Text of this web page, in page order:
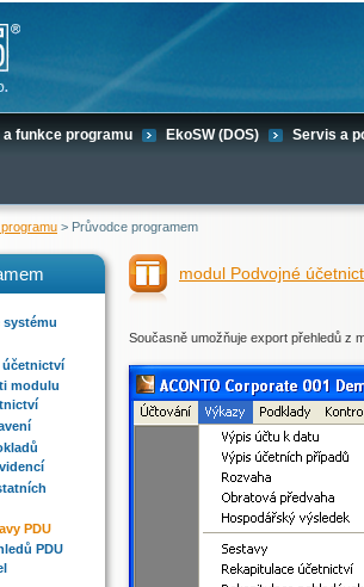
a funkce programu EkoSW (DOS) Servis a
> Průvodce programem
systému
účetnictví
modulu
PDU
PDU
modul Podvojné
Současně umožňuje export přehledů z